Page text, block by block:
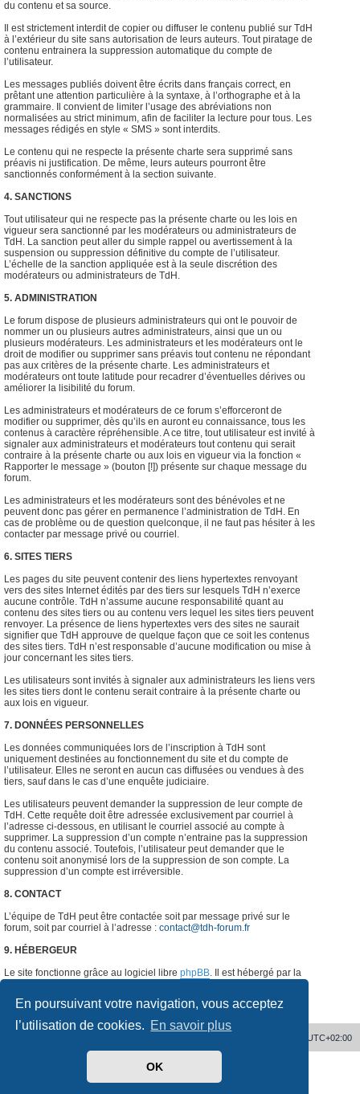
En poursuivant votre navigation, vous acceptez
l’utilisation de cookies. En savoir plus
OK
du contenu et sa source.
Il est strictement interdit de copier ou diffuser le contenu publié sur TdH
à l’extérieur du site sans autorisation de leurs auteurs. Tout piratage de
contenu entrainera la suppression automatique du compte de
l’utilisateur.
Les messages publiés doivent être écrits dans français correct, en
prêtant une attention particulière à la syntaxe, à l’orthographe et à la
grammaire. Il convient de limiter l’usage des abréviations non
normalisées au strict minimum, afin de faciliter la lecture pour tous. Les
messages rédigés en style « SMS » sont interdits.
Le contenu qui ne respecte la présente charte sera supprimé sans
préavis ni justification. De même, leurs auteurs pourront être
sanctionnés conformément à la section suivante.
4. SANCTIONS
Tout utilisateur qui ne respecte pas la présente charte ou les lois en
vigueur sera sanctionné par les modérateurs ou administrateurs de
TdH. La sanction peut aller du simple rappel ou avertissement à la
suspension ou suppression définitive du compte de l’utilisateur.
L’échelle de la sanction appliquée est à la seule discrétion des
modérateurs ou administrateurs de TdH.
5. ADMINISTRATION
Le forum dispose de plusieurs administrateurs qui ont le pouvoir de
nommer un ou plusieurs autres administrateurs, ainsi que un ou
plusieurs modérateurs. Les administrateurs et les modérateurs ont le
droit de modifier ou supprimer sans préavis tout contenu ne répondant
pas aux critères de la présente charte. Les administrateurs et
modérateurs ont toute latitude pour recadrer d’éventuelles dérives ou
améliorer la lisibilité du forum.
Les administrateurs et modérateurs de ce forum s’efforceront de
modifier ou supprimer, dès qu’ils en auront eu connaissance, tous les
contenus à caractère répréhensible. A ce titre, tout utilisateur est invité à
signaler aux administrateurs et modérateurs tout contenu qui serait
contraire à la présente charte ou aux lois en vigueur via la fonction «
Rapporter le message » (bouton [!]) présente sur chaque message du
forum.
Les administrateurs et les modérateurs sont des bénévoles et ne
peuvent donc pas gérer en permanence l’administration de TdH. En
cas de problème ou de question quelconque, il ne faut pas hésiter à les
contacter par message privé ou courriel.
6. SITES TIERS
Les pages du site peuvent contenir des liens hypertextes renvoyant
vers des sites Internet édités par des tiers sur lesquels TdH n’exerce
aucune contrôle. TdH n’assume aucune responsabilité quant au
contenu des sites tiers ou au contenu vers lequel les sites tiers peuvent
renvoyer. La présence de liens hypertextes vers des sites ne saurait
signifier que TdH approuve de quelque façon que ce soit les contenus
des sites tiers. TdH n’est responsable d’aucune modification ou mise à
jour concernant les sites tiers.
Les utilisateurs sont invités à signaler aux administrateurs les liens vers
les sites tiers dont le contenu serait contraire à la présente charte ou
aux lois en vigueur.
7. DONNÉES PERSONNELLES
Les données communiquées lors de l’inscription à TdH sont
uniquement destinées au fonctionnement du site et du compte de
l’utilisateur. Elles ne seront en aucun cas diffusées ou vendues à des
tiers, sauf dans le cas d’une enquête judiciaire.
Les utilisateurs peuvent demander la suppression de leur compte de
TdH. Cette requête doit être adressée exclusivement par courriel à
l’adresse ci-dessous, en utilisant le courriel associé au compte à
supprimer. La suppression d’un compte n’entraine pas la suppression
du contenu associé. Toutefois, l’utilisateur peut demander que le
contenu soit anonymisé lors de la suppression de son compte. La
suppression d’un compte est irréversible.
8. CONTACT
L’équipe de TdH peut être contactée soit par message privé sur le
forum, soit par courriel à l’adresse : contact@tdh-forum.fr
9. HÉBERGEUR
Le site fonctionne grâce au logiciel libre phpBB. Il est hébergé par la
France.
UTC+02:00
phpBB ® Forum Software © phpBB Limited
phpBB-fr.com